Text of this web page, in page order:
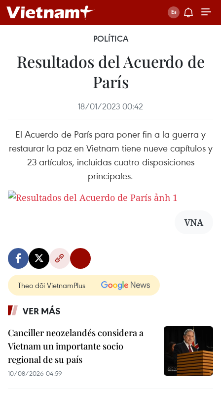
POLÍTICA
Resultados del Acuerdo de
París
18/01/2023 00:42
El Acuerdo de París para poner fin a la guerra y
restaurar la paz en Vietnam tiene nueve capítulos y
23 artículos, incluidas cuatro disposiciones
principales.
VNA
Theo dõi VietnamPlus
VER MÁS
Canciller neozelandés considera a
Vietnam un importante socio
regional de su país
10/08/2026 04:59